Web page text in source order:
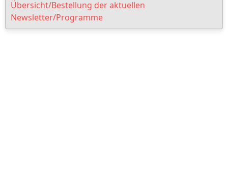
Übersicht/Bestellung der aktuellen
Newsletter/Programme